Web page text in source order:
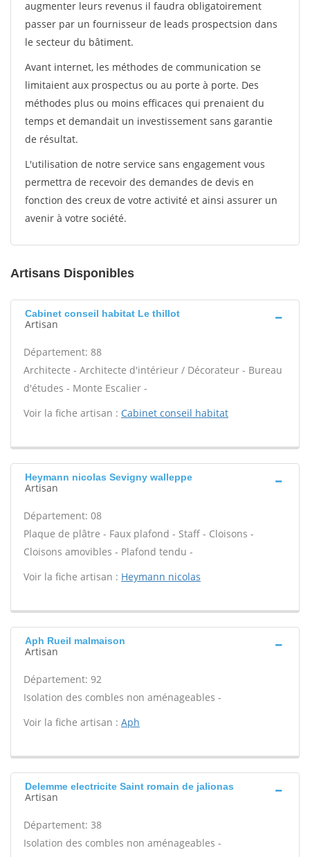
augmenter leurs revenus il faudra obligatoirement
passer par un fournisseur de leads prospectsion dans
le secteur du bâtiment.
Avant internet, les méthodes de communication se
limitaient aux prospectus ou au porte à porte. Des
méthodes plus ou moins efficaces qui prenaient du
temps et demandait un investissement sans garantie
de résultat.
L'utilisation de notre service sans engagement vous
permettra de recevoir des demandes de devis en
fonction des creux de votre activité et ainsi assurer un
avenir à votre société.
Artisans Disponibles
Cabinet conseil habitat Le thillot
Artisan
Département: 88
Architecte - Architecte d'intérieur / Décorateur - Bureau
d'études - Monte Escalier -
Voir la fiche artisan : Cabinet conseil habitat
Heymann nicolas Sevigny walleppe
Artisan
Département: 08
Plaque de plâtre - Faux plafond - Staff - Cloisons -
Cloisons amovibles - Plafond tendu -
Voir la fiche artisan : Heymann nicolas
Aph Rueil malmaison
Artisan
Département: 92
Isolation des combles non aménageables -
Voir la fiche artisan : Aph
Delemme electricite Saint romain de jalionas
Artisan
Département: 38
Isolation des combles non aménageables -